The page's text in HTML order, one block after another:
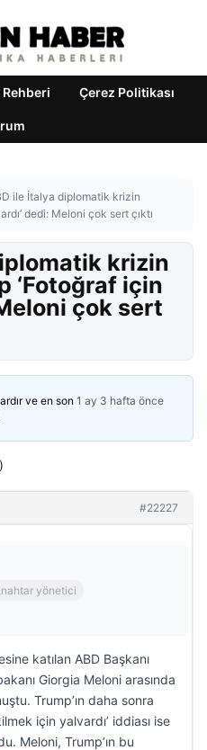
Rehberi Çerez Politikası
ile İtalya diplomatik krizin
dedi: Meloni çok sert çıktı
krizin
‘Fotoğraf için
çok sert
ve en son 1 ay 3 hafta önce
#22227
yönetici
katılan ABD Başkanı
Giorgia Meloni arasında
Trump’ın daha sonra
için yalvardı’ iddiası ise
Meloni, Trump’ın bu